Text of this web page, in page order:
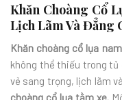
Khăn Choàng Cổ
Lịch Lãm Và Đẳng
Khăn choàng cổ lụa nam
không thể thiếu trong tủ
vẻ sang trọng, lịch lãm
choàng cổ lụa tằm xe.